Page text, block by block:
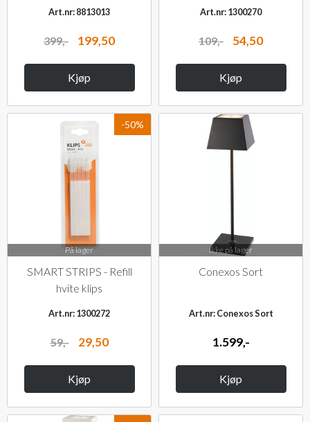
Art.nr: 8813013
399,- 199,50
Kjøp
Art.nr: 1300270
109,- 54,50
Kjøp
-50%
På lager
SMART STRIPS - Refill
hvite klips
Art.nr: 1300272
59,- 29,50
Kjøp
Ikke på lager
Conexos Sort
Art.nr: Conexos Sort
1.599,-
Kjøp